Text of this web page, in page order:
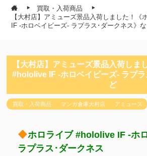
買取・入荷商品
【大村店】アミューズ景品入荷しました！《
IF -ホロベイビーズ- ラプラス･ダークネス》
【大村店】アミューズ景品入荷しま
#hololive IF -ホロベイビーズ- ラプ
ど
買取・入荷商品 マンガ倉庫大村店 アミューズ
ホロライブ #hololive IF -ホ
ラプラス･ダークネス